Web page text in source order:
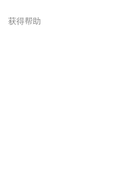
获得帮助